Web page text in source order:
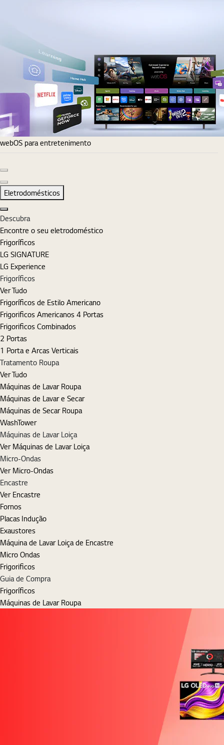
webOS para entretenimento
Diapositivo seguinte
Eletrodomésticos
Fechar
Descubra
Encontre o seu eletrodoméstico
Frigoríficos
LG SIGNATURE
LG Experience
Frigoríficos
Ver Tudo
Frigoríficos de Estilo Americano
Frigorificos Americanos 4 Portas
Frigorificos Combinados
2 Portas
1 Porta e Arcas Verticais
Tratamento Roupa
Ver Tudo
Máquinas de Lavar Roupa
Máquinas de Lavar e Secar
Máquinas de Secar Roupa
WashTower
Máquinas de Lavar Loiça
Ver Máquinas de Lavar Loiça
Micro-Ondas
Ver Micro-Ondas
Encastre
Ver Encastre
Fornos
Placas Indução
Exaustores
Máquina de Lavar Loiça de Encastre
Micro Ondas
Frigorificos
Guia de Compra
Frigoríficos
Máquinas de Lavar Roupa